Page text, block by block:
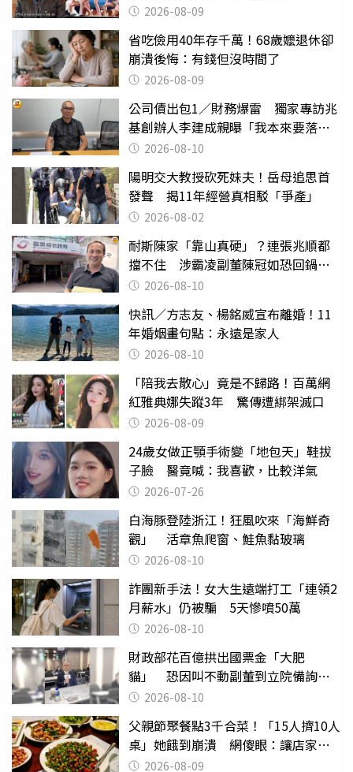
2026-08-09
省吃儉用40年存千萬！68歲嬤退休卻
崩潰後悔：有錢但沒時間了
2026-08-09
公司債出包1／財務爆雷 獨家專訪兆
基創辦人李建成親曝「我本來要落
跑」2026-08-10
陽明交大教授砍死妹夫！岳母追思首
發聲 揭11年經營真相駁「爭產」
2026-08-02
耐斯陳家「靠山真硬」？連張兆順都
擋不住 涉霸凌副董陳冠如恐回鍋國
票證2026-08-10
快訊／方志友、楊銘威宣布離婚！11
年婚姻畫句點：永遠是家人
2026-08-10
「陪我去散心」竟是不歸路！百萬網
紅雅典娜失蹤3年 驚傳遭綁架滅口
2026-08-09
24歲女做正顎手術變「地包天」鞋拔
子臉 醫竟喊：我喜歡，比較洋氣
2026-07-26
白海豚登陸浙江！狂風吹來「海鮮奇
觀」 活章魚爬窗、鮭魚黏玻璃
2026-08-10
詐團新手法！女大生遠端打工「連領2
月薪水」仍被騙 5天慘噴50萬
2026-08-10
財政部花百億拱出國票金「大肥
貓」 恐因叫不動副董到立院備詢惹
議 2026-08-10
父親節聚餐點3千合菜！「15人擠10人
桌」她餓到崩潰 網傻眼：讓店家看
笑話2026-08-09